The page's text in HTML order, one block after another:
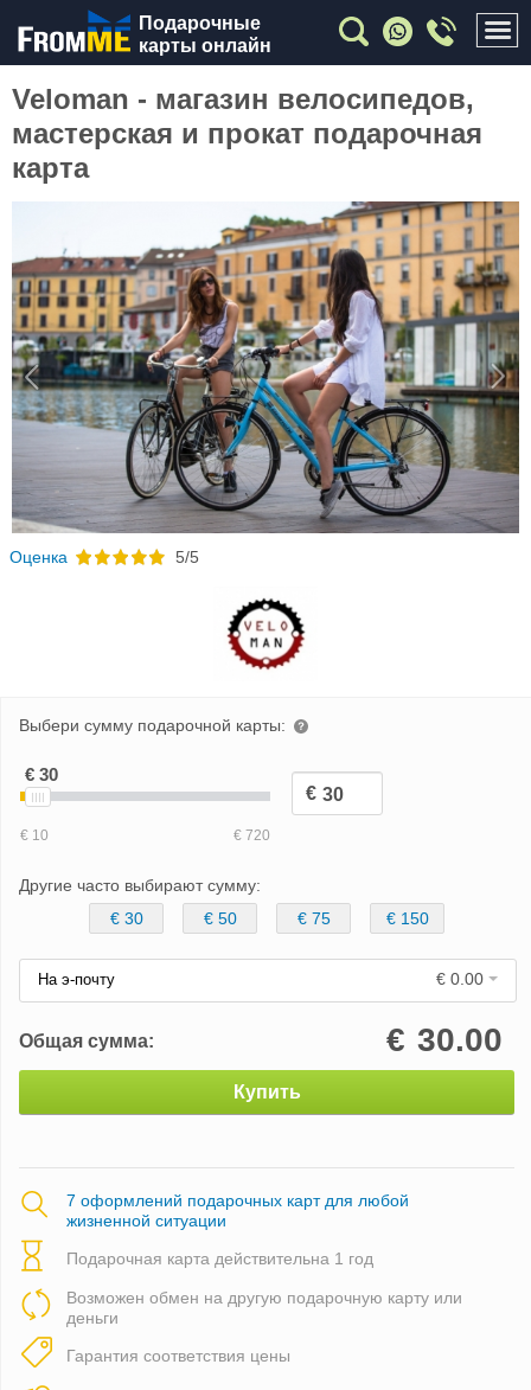
Подарочные
карты онлайн
Veloman - магазин велосипедов,
мастерская и прокат подарочная
карта
Previous
Oценка 5/5
Выбери сумму подарочной карты:
Другие часто выбирают сумму:
€ 30
€ 50 € 75 € 150
На э-почту € 0.00
Общая сумма: 30.00
€
Купить
7 оформлений подарочных карт для любой
жизненной ситуации
Подарочная карта действительна 1 год
Возможен обмен на другую подарочную карту или
деньги
Гарантия соответствия цены